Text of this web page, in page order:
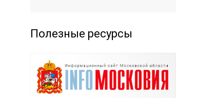
Полезные ресурсы